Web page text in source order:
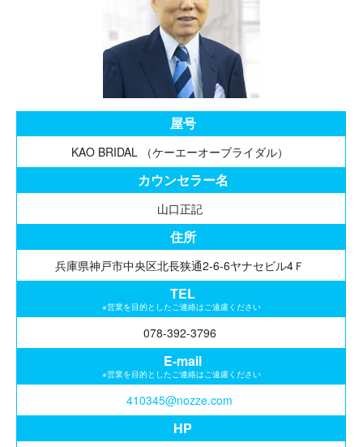
屋号
KAO BRIDAL （ケーエーオーブライダル）
カウンセラー名
山口正記
住所
兵庫県神戸市中央区北長狭通2-6-6ヤナセビル4Ｆ
TEL
※営業を目的としたご連絡はご遠慮ください
078-392-3796
E-mail
※営業を目的としたご連絡はご遠慮ください
410345@nozze.com
HP